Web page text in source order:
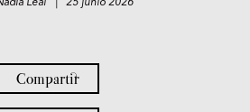
Leal | 25 junio 2026
Compartir